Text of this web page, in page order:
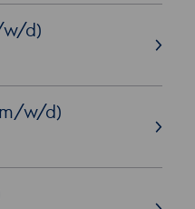
d)
w/d)